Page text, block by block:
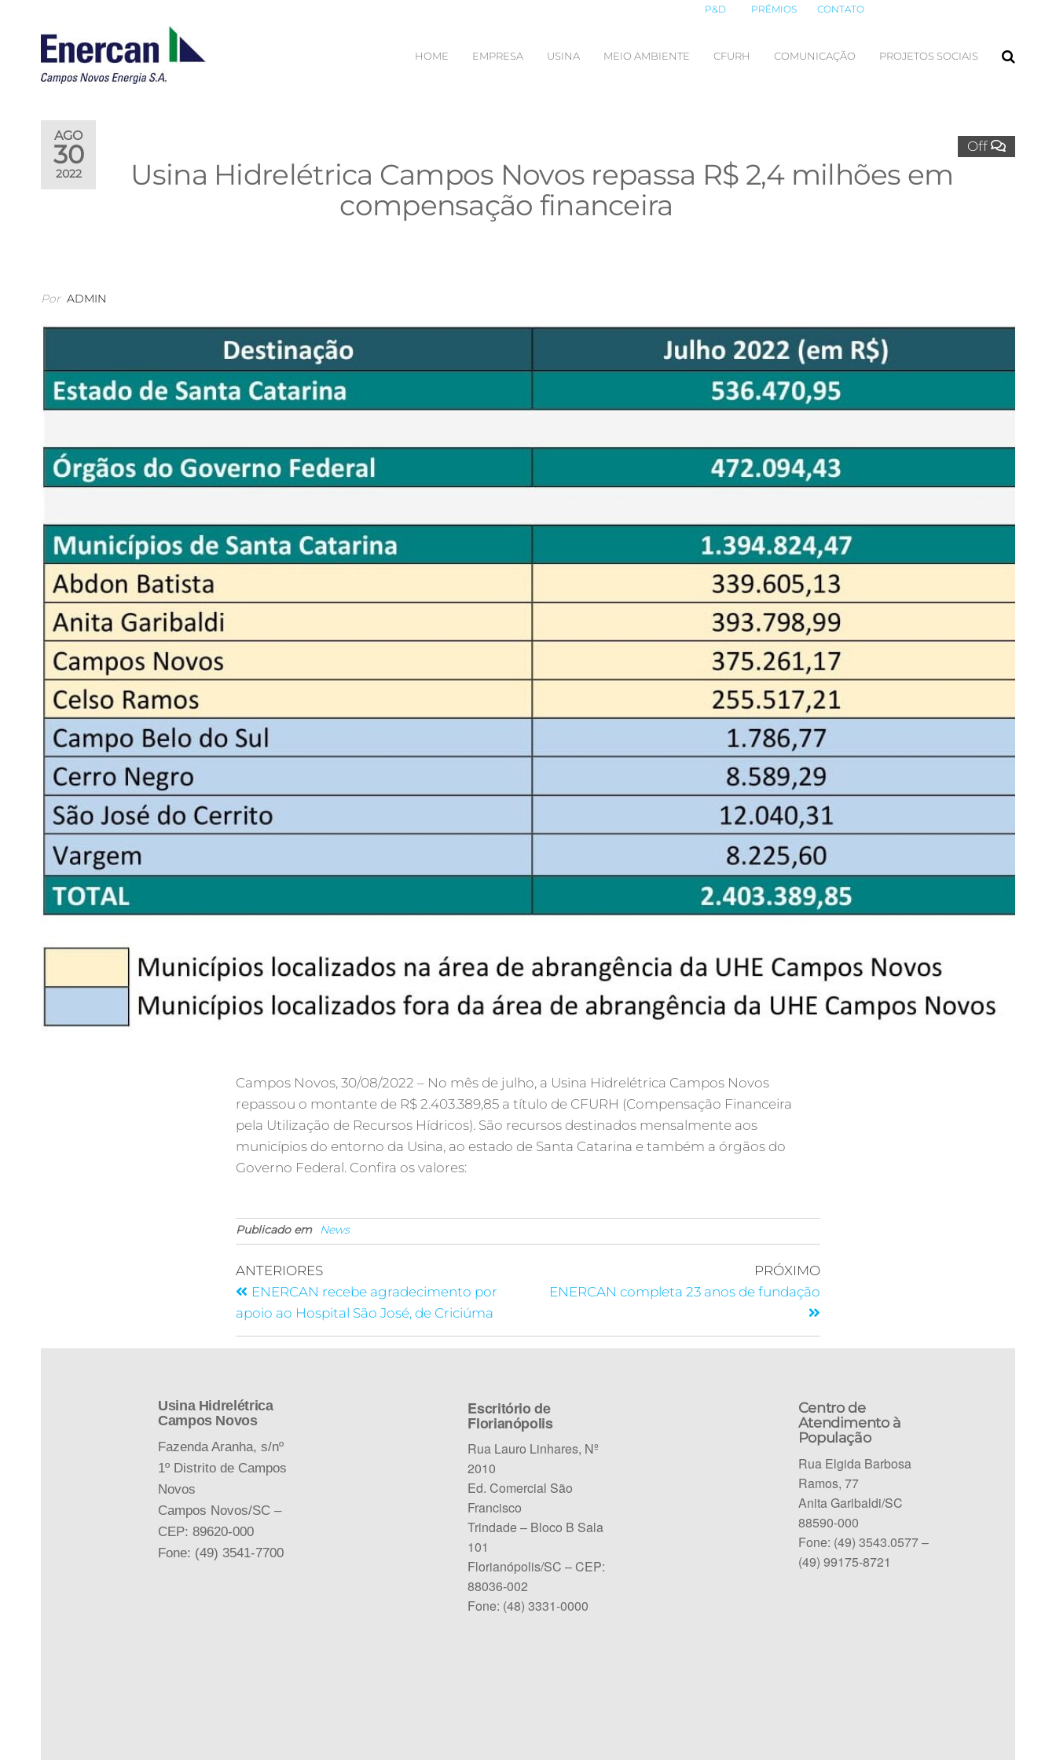
P&D PRÊMIOS CONTATO
HOME EMPRESA USINA MEIO AMBIENTE CFURH COMUNICAÇÃO PROJETOS SOCIAIS
AGO
30
2022
Off
Usina Hidrelétrica Campos Novos repassa R$ 2,4 milhões em
compensação financeira
Por ADMIN
Campos Novos, 30/08/2022 – No mês de julho, a Usina Hidrelétrica Campos Novos
repassou o montante de R$ 2.403.389,85 a título de CFURH (Compensação Financeira
pela Utilização de Recursos Hídricos). São recursos destinados mensalmente aos
municípios do entorno da Usina, ao estado de Santa Catarina e também a órgãos do
Governo Federal. Confira os valores:
Publicado em News
ANTERIORES
ENERCAN recebe agradecimento por
apoio ao Hospital São José, de Criciúma
PRÓXIMO
ENERCAN completa 23 anos de fundação
Usina Hidrelétrica
Campos Novos
Fazenda Aranha, s/nº
1º Distrito de Campos
Novos
Campos Novos/SC –
CEP: 89620-000
Fone: (49) 3541-7700
Escritório de
Florianópolis
Rua Lauro Linhares, Nº
2010
Ed. Comercial São
Francisco
Trindade – Bloco B Sala
101
Florianópolis/SC – CEP:
88036-002
Fone: (48) 3331-0000
Centro de
Atendimento à
População
Rua Elgida Barbosa
Ramos, 77
Anita Garibaldi/SC
88590-000
Fone: (49) 3543.0577 –
(49) 99175-8721